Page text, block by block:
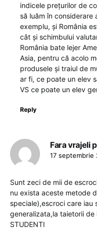
indicele prețurilor de
să luăm în
exemplu, și România
cât și schimbului
România bate lejer
Asia, pentru că acolo
produsele și traiul de
ar fi, ce poate un elev
VS ce poate un elev
Reply
Fara vrajeli
17 septembrie
Sunt zeci de mii de
nu exista aceste metode
speciale),escroci care iau
generalizata,la taietorii de
STUDENTI